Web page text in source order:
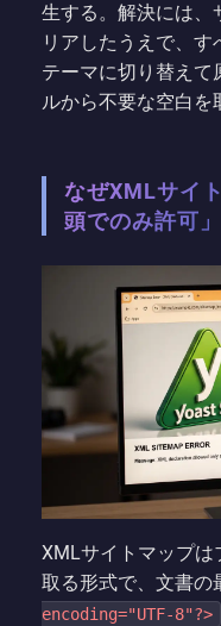
生する。解決には、
リアしたうえで、
テーマに切り替えて
ルから不要な空白を
なぜXMLサイ
頭でのみ許可
XMLサイトマップは
取る形式で、文書の
encoding="UTF-8"?>